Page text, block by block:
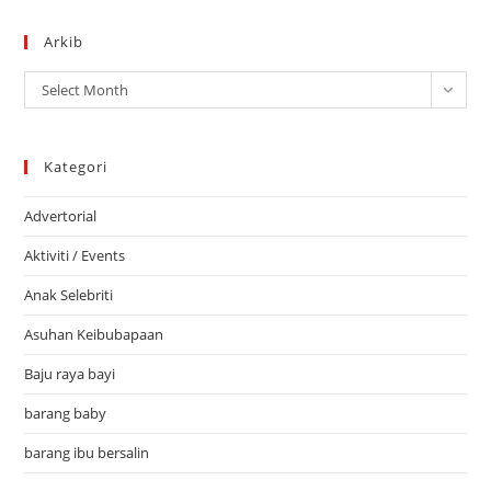
Arkib
Arkib
Select Month
Kategori
Advertorial
Aktiviti / Events
Anak Selebriti
Asuhan Keibubapaan
Baju raya bayi
barang baby
barang ibu bersalin